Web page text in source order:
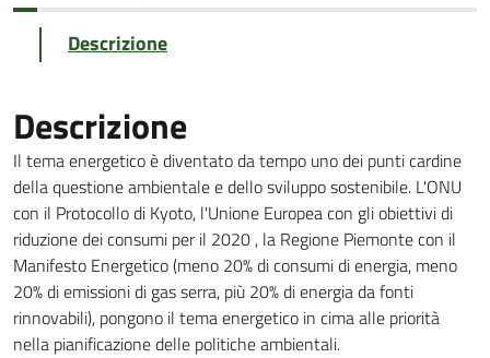
Descrizione
Descrizione
Il tema energetico è diventato da tempo uno dei punti cardine
della questione ambientale e dello sviluppo sostenibile. L'ONU
con il Protocollo di Kyoto, l'Unione Europea con gli obiettivi di
riduzione dei consumi per il 2020 , la Regione Piemonte con il
Manifesto Energetico (meno 20% di consumi di energia, meno
20% di emissioni di gas serra, più 20% di energia da fonti
rinnovabili), pongono il tema energetico in cima alle priorità
nella pianificazione delle politiche ambientali.